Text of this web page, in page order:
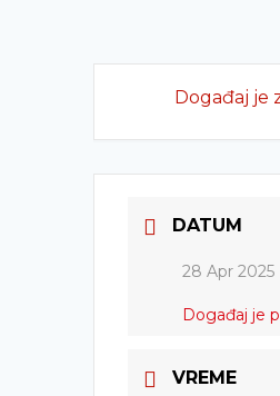
Događaj je
DATUM
28 Apr 2025
Događaj je
VREME